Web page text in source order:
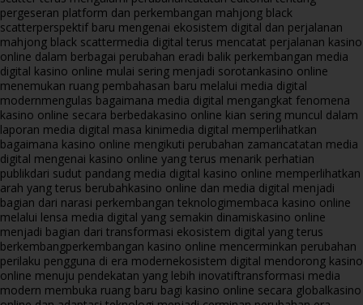
pergeseran platform dan perkembangan mahjong black
scatterperspektif baru mengenai ekosistem digital dan perjalanan
mahjong black scattermedia digital terus mencatat perjalanan kasino
online dalam berbagai perubahan eradi balik perkembangan media
digital kasino online mulai sering menjadi sorotankasino online
menemukan ruang pembahasan baru melalui media digital
modernmengulas bagaimana media digital mengangkat fenomena
kasino online secara berbedakasino online kian sering muncul dalam
laporan media digital masa kinimedia digital memperlihatkan
bagaimana kasino online mengikuti perubahan zamancatatan media
digital mengenai kasino online yang terus menarik perhatian
publikdari sudut pandang media digital kasino online memperlihatkan
arah yang terus berubahkasino online dan media digital menjadi
bagian dari narasi perkembangan teknologimembaca kasino online
melalui lensa media digital yang semakin dinamiskasino online
menjadi bagian dari transformasi ekosistem digital yang terus
berkembangperkembangan kasino online mencerminkan perubahan
perilaku pengguna di era modernekosistem digital mendorong kasino
online menuju pendekatan yang lebih inovatiftransformasi media
modern membuka ruang baru bagi kasino online secara globalkasino